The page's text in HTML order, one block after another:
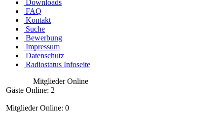
Downloads
FAQ
Kontakt
Suche
Bewerbung
Impressum
Datenschutz
Radiostatus Infoseite
Mitglieder Online
Gäste Online: 2
Mitglieder Online: 0